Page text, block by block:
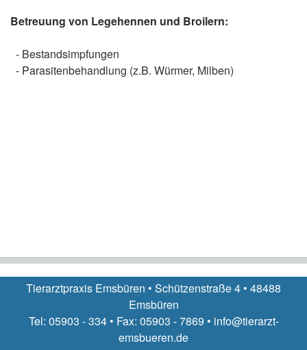
Betreuung von Legehennen und Broilern:
- Bestandsimpfungen
- Parasitenbehandlung (z.B. Würmer, Milben)
Tierarztpraxis Emsbüren • Schützenstraße 4 • 48488
Emsbüren
Tel: 05903 - 334 • Fax: 05903 - 7869 • info@tierarzt-
emsbueren.de